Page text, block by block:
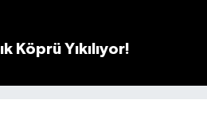
Köprü Yıkılıyor!